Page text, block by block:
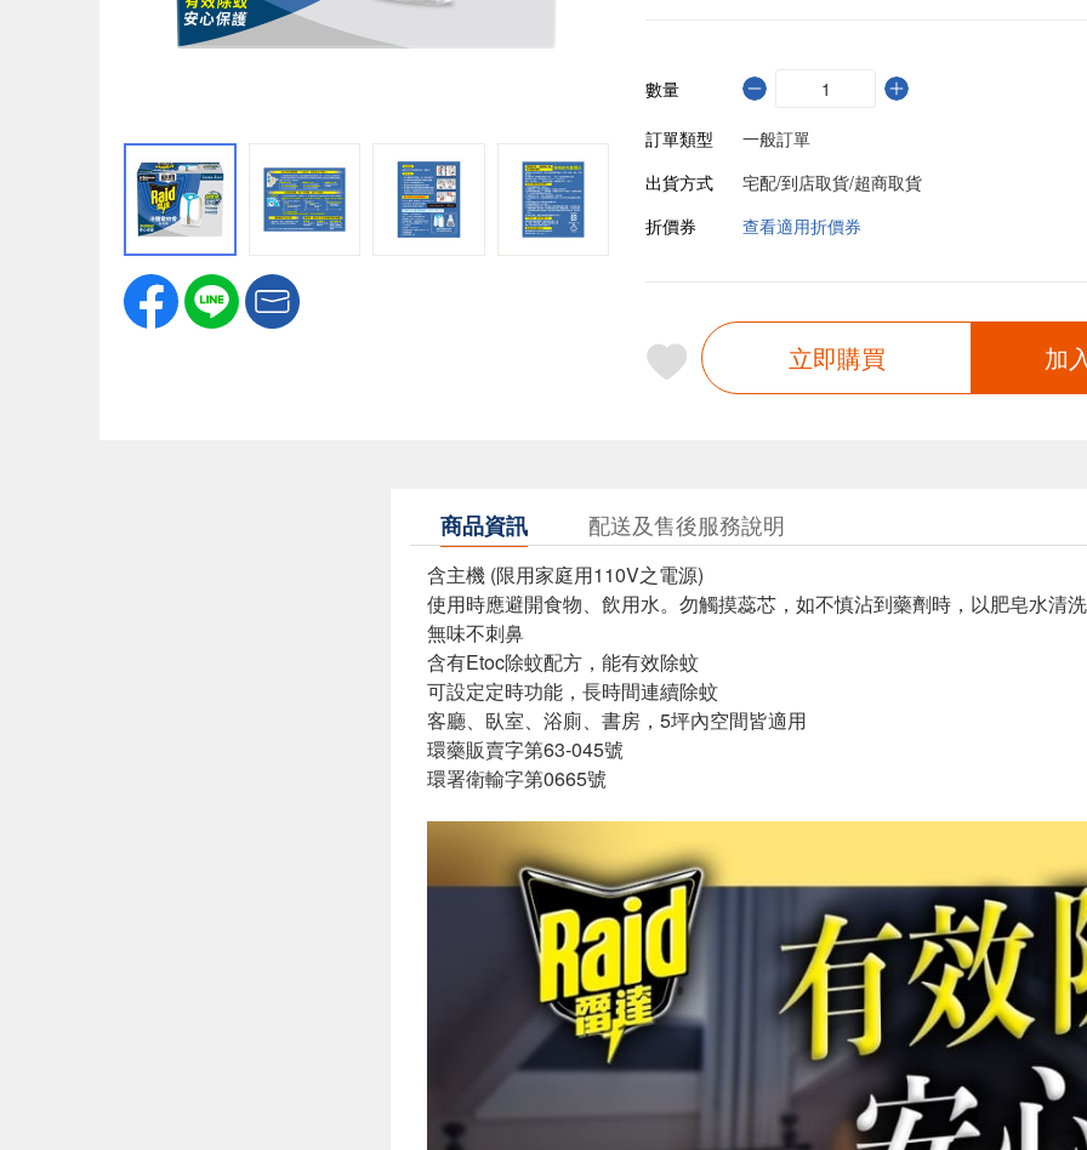
數量
訂單類型
一般訂單
出貨方式
宅配/到店取貨/超商取貨
折價券
查看適用折價券
立即購買 加
商品資訊 配送及售後服務說明
含主機 (限用家庭用110V之電源)
使用時應避開食物、飲用水。勿觸摸蕊芯，如不慎沾到藥劑時，以肥皂水清
無味不刺鼻
含有Etoc除蚊配方，能有效除蚊
可設定定時功能，長時間連續除蚊
客廳、臥室、浴廁、書房，5坪內空間皆適用
環藥販賣字第63-045號
環署衛輸字第0665號